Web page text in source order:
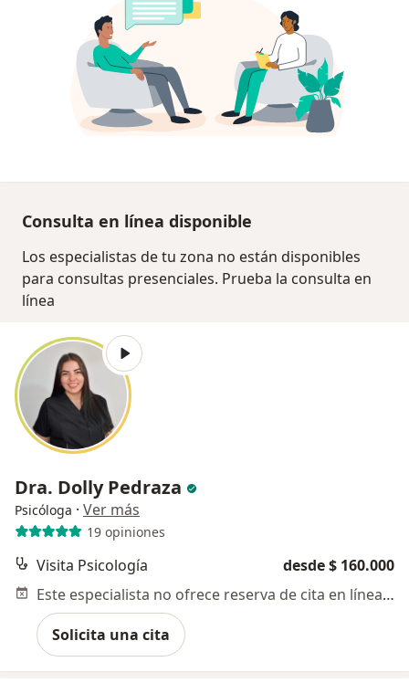
Consulta en línea disponible
Los especialistas de tu zona no están disponibles
para consultas presenciales. Prueba la consulta en
línea
Dra. Dolly Pedraza
Psicóloga · Ver más
19 opiniones
Visita Psicología
desde $ 160.000
Este especialista no ofrece reserva de cita en línea en esta dirección.
Solicita una cita